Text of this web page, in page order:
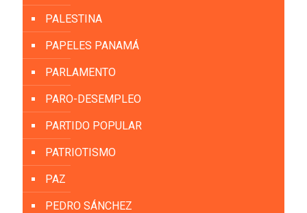
PALESTINA
PAPELES PANAMÁ
PARLAMENTO
PARO-DESEMPLEO
PARTIDO POPULAR
PATRIOTISMO
PAZ
PEDRO SÁNCHEZ